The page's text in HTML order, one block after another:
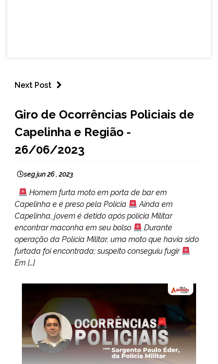
Next Post
MINAS
GERAIS
NOTÍCIAS
Giro de Ocorrências Policiais de
Capelinha e Região -
26/06/2023
seg jun 26 , 2023
Homem furta moto em porta de bar em
Capelinha e é preso pela Polícia
Ainda em
Capelinha, jovem é detido após polícia Militar
encontrar maconha em seu bolso
Durante
operação da Polícia Militar, uma moto que havia sido
furtada foi encontrada; suspeito conseguiu fugir
Em […]